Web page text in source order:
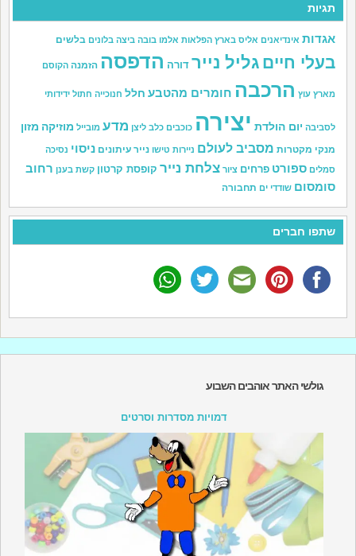
תגיות
אגדות אינדיאנים אליס בארץ הפלאות אלמו בובה ביצה בלונים בלשים
בעלי חיים גליל נייר דורה הדפסה הזמנה הקוסם
מארץ עוץ הרכבה חומרים מהטבע חלל חנוכייה חתול ידידותי
לסביבה יום הולדת יצירה כוכבים כלב ליצן מדע מובייל מוזיקה מזון
מנקי מקטרות מסביב לעולם ניירות טישו נייר עיתונים ניסוי נסיכה
סמלים ספורט פרחים ציור צלחת נייר קופסת קרטון קשת בענן רחוב
סומסום שודדי ים תחבורה
שתפו חברים
גולשי האתר אוהבים השבוע
דמויות מסדרות וסרטים